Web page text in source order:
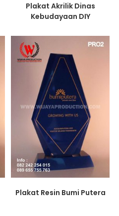
Plakat Akrilik Dinas
Kebudayaan DIY
Plakat Resin Bumi Putera